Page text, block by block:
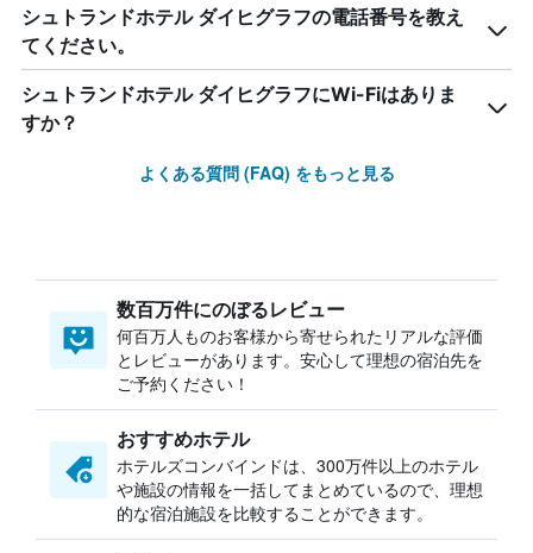
シュトランドホテル ダイヒグラフの電話番号を教え
てください。
シュトランドホテル ダイヒグラフにWi-Fiはありま
すか？
よくある質問 (FAQ) をもっと見る
数百万件にのぼるレビュー
何百万人ものお客様から寄せられたリアルな評価
とレビューがあります。安心して理想の宿泊先を
ご予約ください！
おすすめホテル
ホテルズコンバインドは、300万件以上のホテル
や施設の情報を一括してまとめているので、理想
的な宿泊施設を比較することができます。